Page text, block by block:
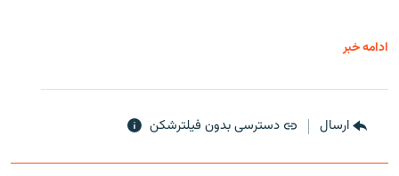
ادامه خبر
ارسال دسترسی بدون فیلترشکن